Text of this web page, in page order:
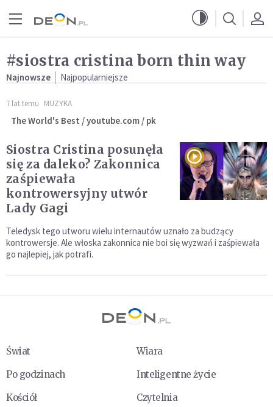
#siostra cristina born thin way
Najnowsze Najpopularniejsze
7 lat temu MUZYKA
The World's Best / youtube.com / pk
Siostra Cristina posunęła
się za daleko? Zakonnica
zaśpiewała
kontrowersyjny utwór
Lady Gagi
Teledysk tego utworu wielu internautów uznało za budzący
kontrowersje. Ale włoska zakonnica nie boi się wyzwań i zaśpiewała
go najlepiej, jak potrafi.
Świat
Wiara
Po godzinach
Inteligentne życie
Kościół
Czytelnia